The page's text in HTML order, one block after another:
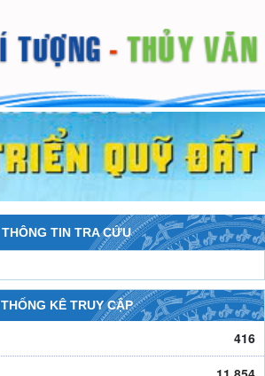
THÔNG TIN TRA CỨU
THỐNG KÊ TRUY CẬP
416